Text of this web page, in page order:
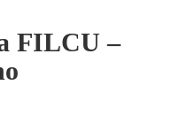
FILCU –